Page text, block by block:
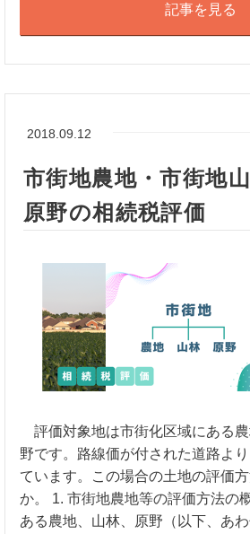
記事を見る
2018.09.12
市街地農地・市街地
原野の相続税評価
評価対象地は市街化区域にある
野です。路線価が付された道路よ
ています。この場合の土地の評価
か。 1. 市街地農地等の評価方法
ある農地、山林、原野（以下、あ